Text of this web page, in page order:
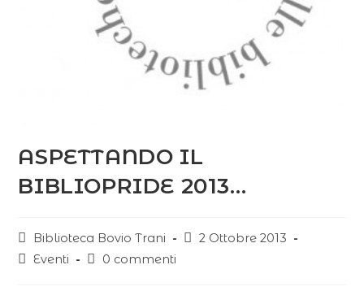
ASPETTANDO IL
BIBLIOPRIDE 2013…
Biblioteca Bovio Trani
2 Ottobre 2013
Eventi
0 commenti